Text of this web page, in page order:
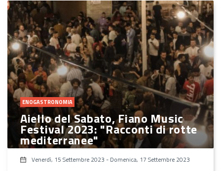
ENOGASTRONOMIA
Aiello del Sabato, Fiano Music
Festival 2023: "Racconti di rotte
mediterranee"
Venerdì, 15 Settembre 2023 - Domenica, 17 Settembre 2023